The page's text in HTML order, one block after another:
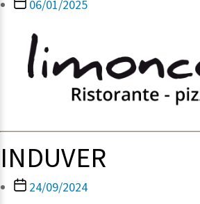
Berichtdatum
06/01/2025
INDUVER
Berichtdatum
24/09/2024